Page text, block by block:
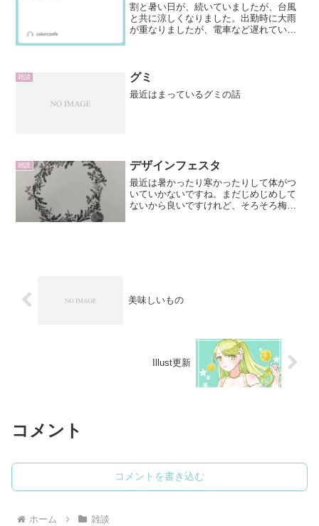
割と暑い日が、続いていましたが、台風
と共に涼しくなりました。出勤時に大雨
が重なりましたが、電車など遅れている
です。長靴を履いていきま...
雑談 グミ
最近はまっているグミの話
雑談 デザインフェスタ
最近は暑かったり寒かったりして体がつ
いていかないですね。まだじめじめして
ないから良いですけれど、そろそろ梅雨
美味しいもの
Illust更新
コメント
コメントを書き込む
ホーム 雑談